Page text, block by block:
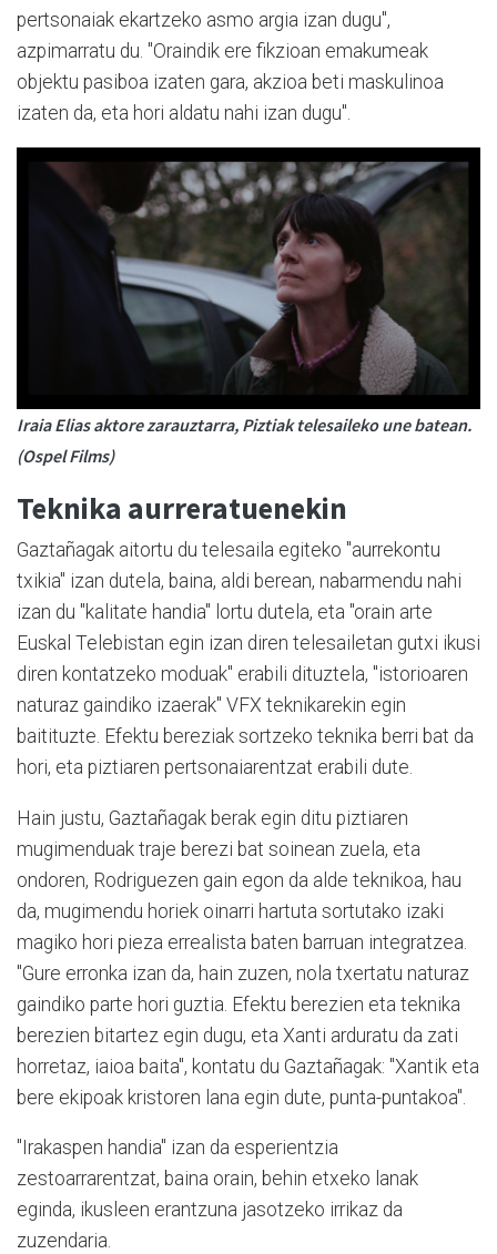
pertsonaiak ekartzeko asmo argia izan dugu",
azpimarratu du. "Oraindik ere fikzioan emakumeak
objektu pasiboa izaten gara, akzioa beti maskulinoa
izaten da, eta hori aldatu nahi izan dugu".
Iraia Elias aktore zarauztarra, Piztiak telesaileko une batean.
(Ospel Films)
Teknika aurreratuenekin
Gaztañagak aitortu du telesaila egiteko "aurrekontu
txikia" izan dutela, baina, aldi berean, nabarmendu nahi
izan du "kalitate handia" lortu dutela, eta "orain arte
Euskal Telebistan egin izan diren telesailetan gutxi ikusi
diren kontatzeko moduak" erabili dituztela, "istorioaren
naturaz gaindiko izaerak" VFX teknikarekin egin
baitituzte. Efektu bereziak sortzeko teknika berri bat da
hori, eta piztiaren pertsonaiarentzat erabili dute.
Hain justu, Gaztañagak berak egin ditu piztiaren
mugimenduak traje berezi bat soinean zuela, eta
ondoren, Rodriguezen gain egon da alde teknikoa, hau
da, mugimendu horiek oinarri hartuta sortutako izaki
magiko hori pieza errealista baten barruan integratzea.
"Gure erronka izan da, hain zuzen, nola txertatu naturaz
gaindiko parte hori guztia. Efektu berezien eta teknika
berezien bitartez egin dugu, eta Xanti arduratu da zati
horretaz, iaioa baita", kontatu du Gaztañagak: "Xantik eta
bere ekipoak kristoren lana egin dute, punta-puntakoa".
"Irakaspen handia" izan da esperientzia
zestoarrarentzat, baina orain, behin etxeko lanak
eginda, ikusleen erantzuna jasotzeko irrikaz da
zuzendaria.